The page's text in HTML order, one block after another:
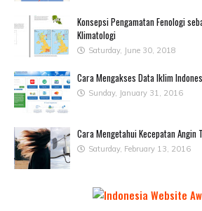
Konsepsi Pengamatan Fenologi
Klimatologi
Saturday, June 30, 2018
Cara Mengakses Data Iklim
Sunday, January 31, 2016
Cara Mengetahui Kecepatan Angin
Saturday, February 13, 2016